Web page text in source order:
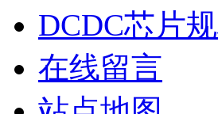
DCDC芯片
在线留言